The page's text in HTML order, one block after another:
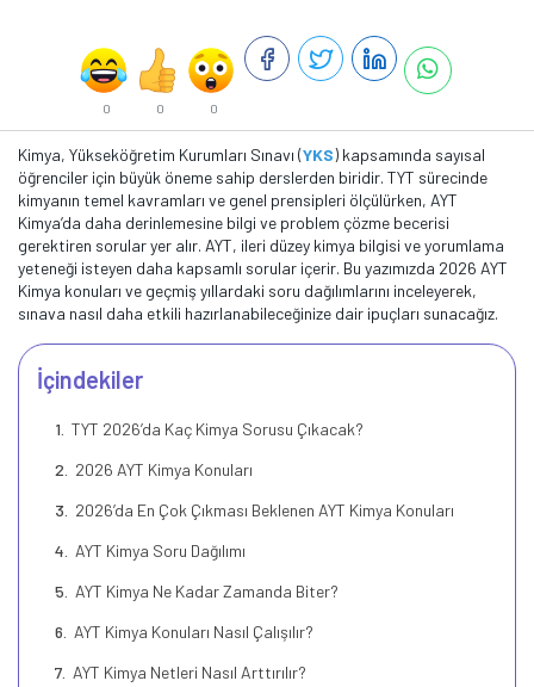
0 0 0
Kimya, Yükseköğretim Kurumları Sınavı (YKS) kapsamında sayısal
öğrenciler için büyük öneme sahip derslerden biridir. TYT sürecinde
kimyanın temel kavramları ve genel prensipleri ölçülürken, AYT
Kimya’da daha derinlemesine bilgi ve problem çözme becerisi
gerektiren sorular yer alır. AYT, ileri düzey kimya bilgisi ve yorumlama
yeteneği isteyen daha kapsamlı sorular içerir. Bu yazımızda 2026 AYT
Kimya konuları ve geçmiş yıllardaki soru dağılımlarını inceleyerek,
sınava nasıl daha etkili hazırlanabileceğinize dair ipuçları sunacağız.
İçindekiler
TYT 2026’da Kaç Kimya Sorusu Çıkacak?
2026 AYT Kimya Konuları
2026’da En Çok Çıkması Beklenen AYT Kimya Konuları
AYT Kimya Soru Dağılımı
AYT Kimya Ne Kadar Zamanda Biter?
AYT Kimya Konuları Nasıl Çalışılır?
AYT Kimya Netleri Nasıl Arttırılır?